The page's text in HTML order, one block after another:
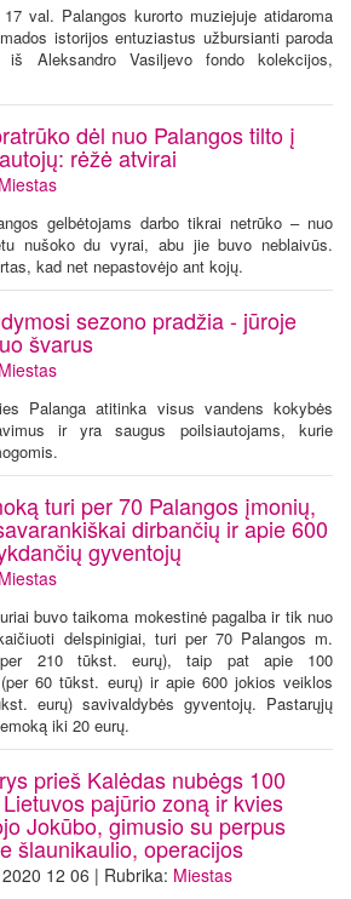
val. Palangos kurorto muziejuje atidaroma
istorijos entuziastus užbursianti paroda
iš Aleksandro Vasiljevo fondo kolekcijos,
dėl nuo Palangos tilto į
rėžė atvirai
Miestas
gelbėtojams darbo tikrai netrūko – nuo
nušoko du vyrai, abu jie buvo neblaivūs.
kad net nepastovėjo ant kojų.
sezono pradžia - jūroje
švarus
Miestas
Palanga atitinka visus vandens kokybės
ir yra saugus poilsiautojams, kurie
turi per 70 Palangos įmonių,
dirbančių ir apie 600
gyventojų
Miestas
buvo taikoma mokestinė pagalba ir tik nuo
delspinigiai, turi per 70 Palangos m.
210 tūkst. eurų), taip pat apie 100
60 tūkst. eurų) ir apie 600 jokios veiklos
eurų) savivaldybės gyventojų. Pastarųjų
iki 20 eurų.
prieš Kalėdas nubėgs 100
pajūrio zoną ir kvies
Jokūbo, gimusio su perpus
šlaunikaulio, operacijos
12 06 | Rubrika: Miestas